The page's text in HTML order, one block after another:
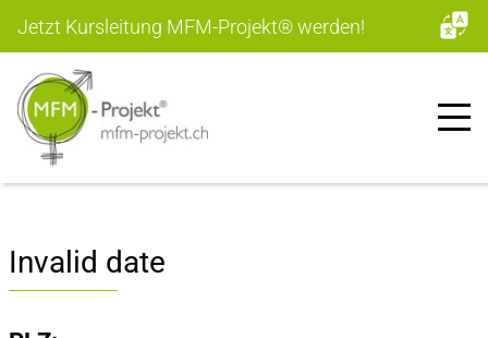
Jetzt Kursleitung MFM-Projekt®werden!
Invalid date